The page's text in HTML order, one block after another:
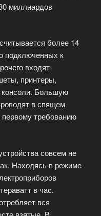
миллиардов
более 14
подключенных к
входят
принтеры,
консоли. Большую
в спящем
требованию
совсем не
Находясь в режиме
в час.
вся